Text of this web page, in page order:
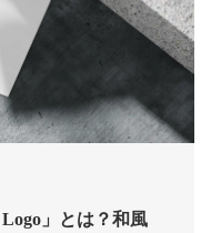
Logo」とは？和風